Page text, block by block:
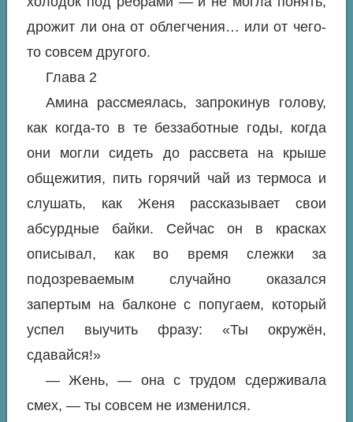
дрожит ли она от облегчения… или от чего-
то совсем другого.
Глава 2
Амина рассмеялась, запрокинув голову,
как когда-то в те беззаботные годы, когда
они могли сидеть до рассвета на крыше
общежития, пить горячий чай из термоса и
слушать, как Женя рассказывает свои
абсурдные байки. Сейчас он в красках
описывал, как во время слежки за
подозреваемым случайно оказался
запертым на балконе с попугаем, который
успел выучить фразу: «Ты окружён,
сдавайся!»
— Жень, — она с трудом сдерживала
смех, — ты совсем не изменился.